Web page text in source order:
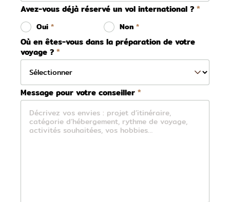
Avez-vous déjà réservé un vol international ?
Oui Non
Où en êtes-vous dans la préparation de votre
voyage ?
Message pour votre conseiller